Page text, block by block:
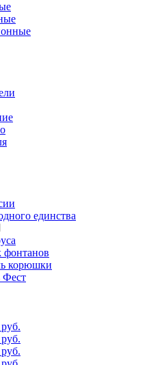
единства
фонтанов
корюшки
Фест